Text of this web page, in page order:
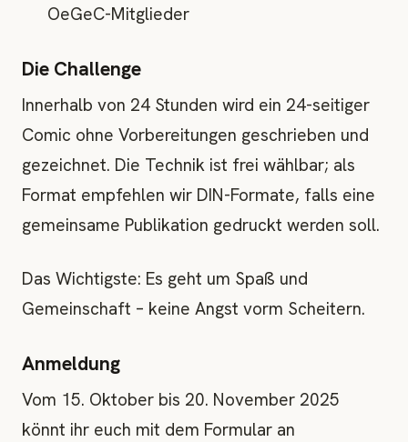
OeGeC-Mitglieder
Die Challenge
Innerhalb von 24 Stunden wird ein 24-seitiger
Comic ohne Vorbereitungen geschrieben und
gezeichnet. Die Technik ist frei wählbar; als
Format empfehlen wir DIN-Formate, falls eine
gemeinsame Publikation gedruckt werden soll.
Das Wichtigste: Es geht um Spaß und
Gemeinschaft – keine Angst vorm Scheitern.
Anmeldung
Vom 15. Oktober bis 20. November 2025
könnt ihr euch mit dem Formular an